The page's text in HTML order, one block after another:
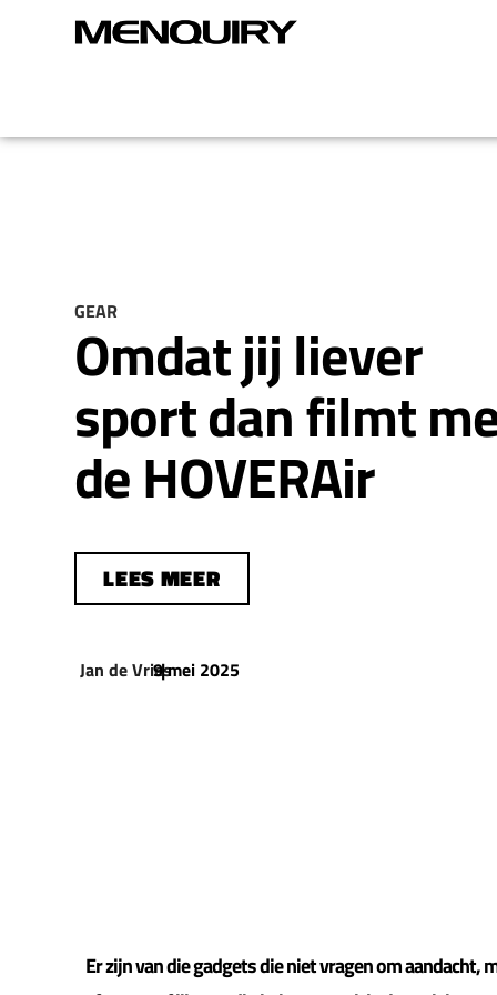
GEAR
Omdat jij liever
sport dan filmt
de HOVERAir
LEES MEER
Jan de Vries
|
9 mei 2025
Er zijn van die gadgets die niet vragen om aandacht,